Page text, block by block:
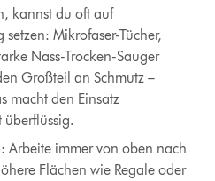
kannst du oft auf
Mikrofaser-Tücher,
Nass-Trocken-Sauger
Großteil an Schmutz –
macht den Einsatz
überflüssig.
Arbeite immer von oben nach
Flächen wie Regale oder